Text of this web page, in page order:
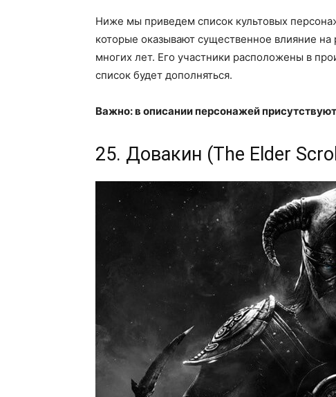
Ниже мы приведем список культовых
которые оказывают существенное влияние
многих лет. Его участники расположены в
список будет дополняться.
Важно: в описании персонажей
25. Довакин (The Elder